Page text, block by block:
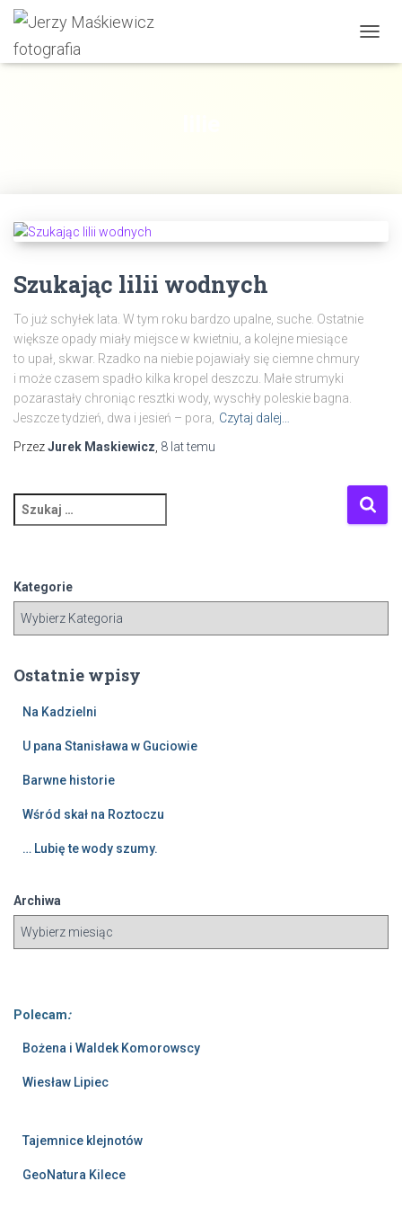
Szukając lilii wodnych
To już schyłek lata. W tym roku bardzo upalne, suche. Ostatnie
większe opady miały miejsce w kwietniu, a kolejne miesiące
to upał, skwar. Rzadko na niebie pojawiały się ciemne chmury
i może czasem spadło kilka kropel deszczu. Małe strumyki
pozarastały chroniąc resztki wody, wyschły poleskie bagna.
Jeszcze tydzień, dwa i jesień – pora, Czytaj dalej…
PrzezJurek Maskiewicz, 8 lattemu
z
a
j
Kategorie
Ostatnie wpisy
Na Kadzielni
U pana Stanisława w Guciowie
Barwne historie
Wśród skał na Roztoczu
… Lubię te wody szumy.
Archiwa
Polecam:
Bożena i Waldek Komorowscy
Wiesław Lipiec
Tajemnice klejnotów
GeoNatura Kilece